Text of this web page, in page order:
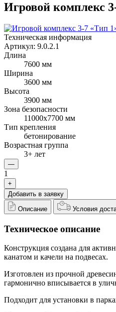
Игровой комплекс
Техническая информация
Артикул: 9.0.2.1
Длина
7600 мм
Ширина
3600 мм
Высота
3900 мм
Зона безопасности
11000x7700 мм
Тип крепления
бетонирование
Возрастная группа
3+ лет
—
1
+
Добавить в заявку
Описание
Условия
Техническое описание
Конструкция создана для
канатом и качели на подвесах.
Изготовлен из прочной
гармонично вписывается в
Подходит для установки в